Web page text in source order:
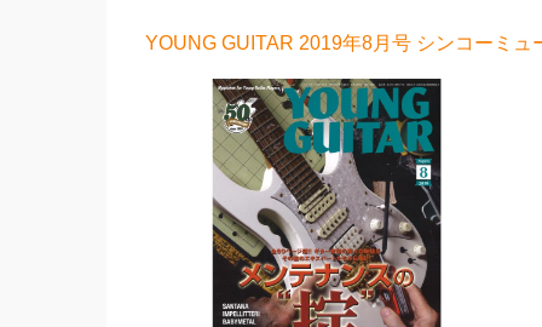
YOUNG GUITAR 2019年8月号 シンコーミ